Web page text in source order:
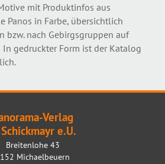
mit Produktinfos aus
Panos in Farbe, übersichtlich
bzw. nach Gebirgsgruppen auf
In gedruckter Form ist der Katalog
Verlag
e.U.
Breitenlohe 43
Michaelbeuern